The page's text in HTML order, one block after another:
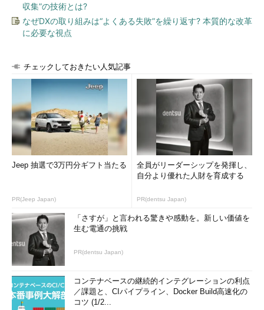
収集”の技術とは?
なぜDXの取り組みは“よくある失敗”を繰り返す? 本質的な改革
に必要な視点
チェックしておきたい人気記事
Jeep 抽選で3万円分ギフト当たる
PR(Jeep Japan)
全員がリーダーシップを発揮し、
自分より優れた人財を育成する
PR(dentsu Japan)
「さすが」と言われる驚きや感動を。新しい価値を
生む電通の挑戦
PR(dentsu Japan)
コンテナベースの継続的インテグレーションの利点
／課題と、CIパイプライン、Docker Build高速化の
コツ (1/2...